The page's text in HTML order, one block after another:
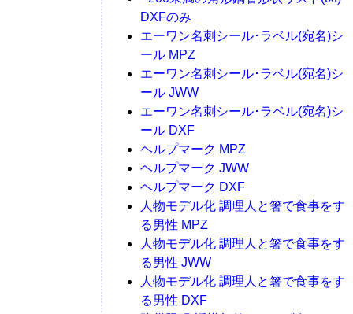
DXFのみ
エーワン名刺シール･ラベル(宛名)シ
ール MPZ
エーワン名刺シール･ラベル(宛名)シ
ール JWW
エーワン名刺シール･ラベル(宛名)シ
ール DXF
ヘルプマーク MPZ
ヘルプマーク JWW
ヘルプマーク DXF
人物モデル化 調理人と箸で食事をす
る男性 MPZ
人物モデル化 調理人と箸で食事をす
る男性 JWW
人物モデル化 調理人と箸で食事をす
る男性 DXF